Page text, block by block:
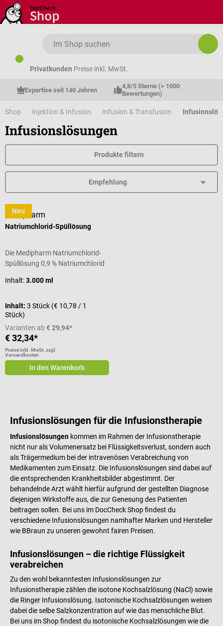
Zum Hauptinhalt springen
Privatkunden Preise inkl. MwSt.
Expertise seit 140 Jahren
4,8/5 Sterne (> 1000
Bewertungen)
Shop Injektion & Infusion Infusion & Transfusion
Infusionslösungen
Produkte filtern
Neu
Medipharm
Natriumchlorid-Spüllösung
Die Medipharm Natriumchlorid-
Spüllösung 0,9 % Natriumchlorid
isotonische Spüllösung für
Anwendungen. Sie eignet sich
unter anderem zur
Wundreinigung, für urologische
Eingriffe sowie zur Spülung von
Dialysekreisläufen.
Produktdetails Sterile,
isotonische Natriumchlorid-
Gewebefragmenten nach
Dialysekreisläufen und Kathetern
Auch für die Spülung und
Reinigung von Wunden geeignet
Geeignet zur Reinigung
chirurgischer Instrumente PVC-
und pyrogenfrei In verschiedenen
Packungsgrößen erhältlich
Lieferumfang 1 Packung
Medipharm Natriumchlorid-
Spüllösung in der gewählten
Inhalt:3.000 ml
Inhalt: 3 Stück (€ 10,78 / 1
Stück)
Varianten ab € 29,94*
€ 32,34*
Preise inkl. MwSt. zzgl.
Versandkosten
In den Warenkorb
Infusionslösungen für die Infusionstherapie
Infusionslösungen kommen im Rahmen der Infusionstherapie
nicht nur als Volumenersatz bei Flüssigkeitsverlust, sondern auch
als Trägermedium bei der intravenösen Verabreichung von
Medikamenten zum Einsatz. Die Infusionslösungen sind dabei auf
die entsprechenden Krankheitsbilder abgestimmt. Der
behandelnde Arzt wählt hierfür aufgrund der gestellten Diagnose
diejenigen Wirkstoffe aus, die zur Genesung des Patienten
beitragen sollen. Bei uns im DocCheck Shop findest du
verschiedene Infusionslösungen namhafter Marken und Hersteller
wie BBraun zu unseren gewohnt fairen Preisen.
Infusionslösungen – die richtige Flüssigkeit
verabreichen
Zu den wohl bekanntesten Infusionslösungen zur
Infusionstherapie zählen die isotone Kochsalzlösung (NaCl) sowie
die Ringer Infusionslösung. Isotonische Kochsalzlösungen weisen
dabei die selbe Salzkonzentration auf wie das menschliche Blut.
Bei uns im Shop findest du isotonische Kochsalzlösungen wie die